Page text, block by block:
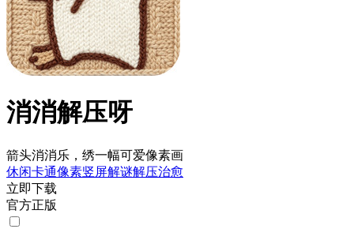
消消解压呀
箭头消消乐，绣一幅可爱像素画
休闲卡通像素竖屏解谜解压治愈
立即下载
官方正版